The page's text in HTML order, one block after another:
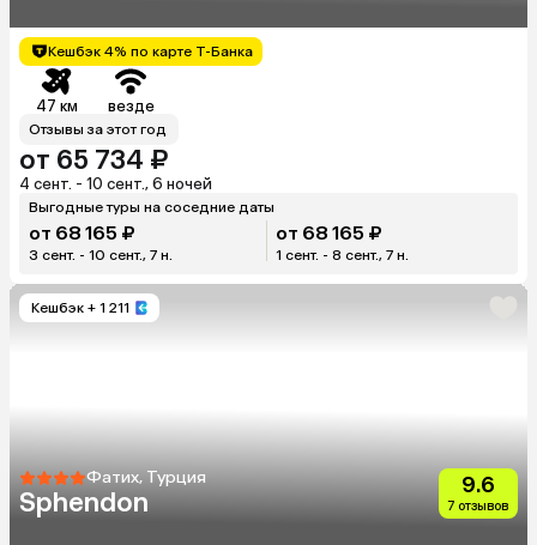
Кешбэк 4% по карте Т-Банка
47 км везде
Отзывы за этот год
от 65 734 ₽
4 сент. - 10 сент., 6 ночей
Выгодные туры на соседние даты
от 68 165 ₽
3 сент. - 10 сент., 7 н.
от 68 165 ₽
1 сент. - 8 сент., 7 н.
Кешбэк + 1 211
Фатих, Турция
Sphendon
9.6
7 отзывов